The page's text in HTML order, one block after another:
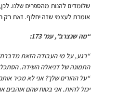
שלומדים להנות מהספרים שלנו.
אומרת לעצמי שזה יחלוף. זאת רק
“מה שנצרב”,עמ’ 173:
“רגע, על מי העבודה הזאת
התמונה של דניאלה השידה.
“על ההורים שלך? אני לא מכיר
יכול להיות. אני בטוח שהם אוהבים